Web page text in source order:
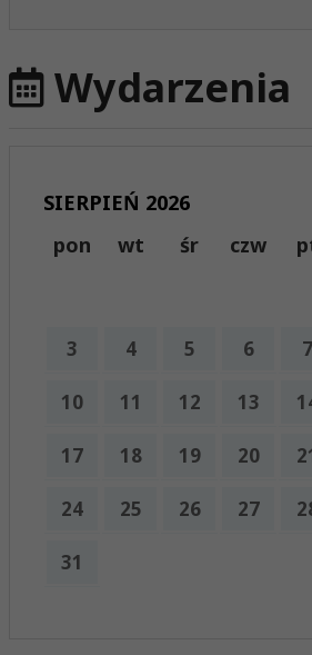
Wydarzenia
SIERPIEŃ 2026
pon
wt śr czw
3 4 5 6 7
10 11 12 13
17 18 19 20
24 25 26 27
31